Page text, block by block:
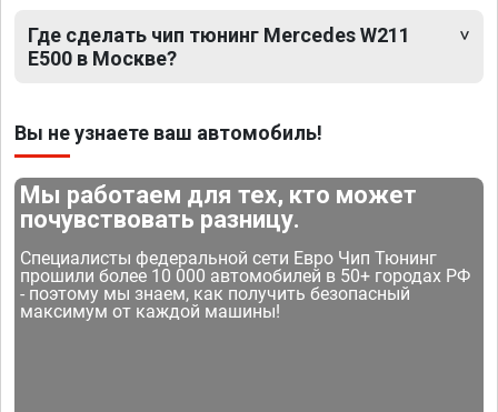
Где сделать чип тюнинг Mercedes W211
E500 в Москве?
Вы не узнаете ваш автомобиль!
Мы работаем для тех, кто может
почувствовать разницу.
Специалисты федеральной сети Евро Чип Тюнинг
прошили более 10 000 автомобилей в 50+ городах РФ
- поэтому мы знаем, как получить безопасный
максимум от каждой машины!